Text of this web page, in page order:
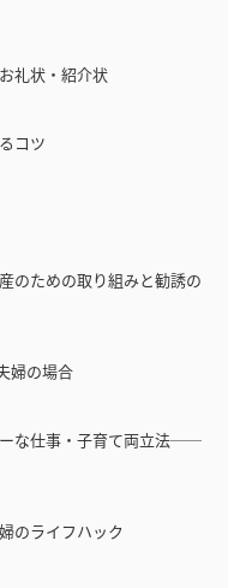
礼状・紹介状
コツ
のための取り組みと勧誘の
婦の場合
な仕事・子育て両立法──
のライフハック